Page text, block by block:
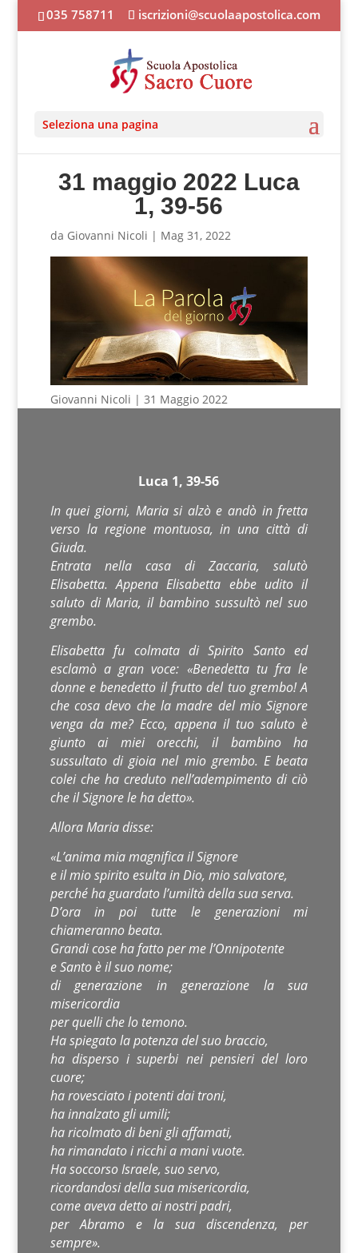
035 758711 iscrizioni@scuolaapostolica.com
Seleziona una pagina
31 maggio 2022 Luca
1, 39-56
da Giovanni Nicoli | Mag 31, 2022
Giovanni Nicoli | 31 Maggio 2022
Luca 1, 39-56
In quei giorni, Maria si alzò e andò in fretta
verso la regione montuosa, in una città di
Giuda.
Entrata nella casa di Zaccaria, salutò
Elisabetta. Appena Elisabetta ebbe udito il
saluto di Maria, il bambino sussultò nel suo
grembo.
Elisabetta fu colmata di Spirito Santo ed
esclamò a gran voce: «Benedetta tu fra le
donne e benedetto il frutto del tuo grembo! A
che cosa devo che la madre del mio Signore
venga da me? Ecco, appena il tuo saluto è
giunto ai miei orecchi, il bambino ha
sussultato di gioia nel mio grembo. E beata
colei che ha creduto nell’adempimento di ciò
che il Signore le ha detto».
Allora Maria disse:
«L’anima mia magnifica il Signore
e il mio spirito esulta in Dio, mio salvatore,
perché ha guardato l’umiltà della sua serva.
D’ora in poi tutte le generazioni mi
chiameranno beata.
Grandi cose ha fatto per me l’Onnipotente
e Santo è il suo nome;
di generazione in generazione la sua
misericordia
per quelli che lo temono.
Ha spiegato la potenza del suo braccio,
ha disperso i superbi nei pensieri del loro
cuore;
ha rovesciato i potenti dai troni,
ha innalzato gli umili;
ha ricolmato di beni gli affamati,
ha rimandato i ricchi a mani vuote.
Ha soccorso Israele, suo servo,
ricordandosi della sua misericordia,
come aveva detto ai nostri padri,
per Abramo e la sua discendenza, per
sempre».